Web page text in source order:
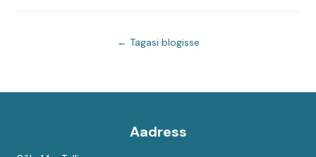
← Tagasi blogisse
Aadress